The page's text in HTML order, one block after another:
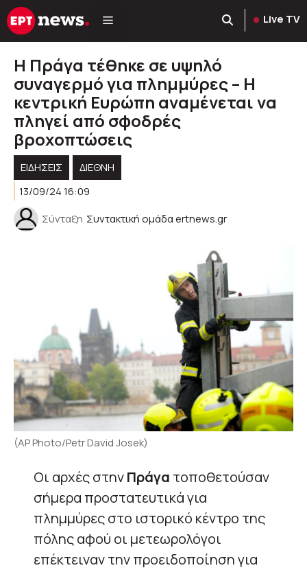
Μετάβαση
σε
Live TV
Η Πράγα τέθηκε σε υψηλό
συναγερμό για πλημμύρες – Η
κεντρική Ευρώπη αναμένεται να
πληγεί από σφοδρές
βροχοπτώσεις
ΕΙΔΗΣΕΙΣ
ΔΙΕΘΝΗ
13/09/24 16:09
Σύνταξη Συντακτική ομάδα ertnews.gr
(AP Photo/Petr David Josek)
Οι αρχές στηνΠράγα τοποθετούσαν
σήμερα προστατευτικά για
πλημμύρες στο ιστορικό κέντρο της
πόλης αφού οι μετεωρολόγοι
επέκτειναν την προειδοποίηση για